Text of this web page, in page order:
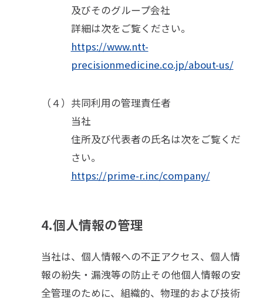
及びそのグループ会社
詳細は次をご覧ください。
https://www.ntt-
precisionmedicine.co.jp/about-us/
（４） 共同利用の管理責任者
当社
住所及び代表者の氏名は次をご覧くだ
さい。
https://prime-r.inc/company/
4.個人情報の管理
当社は、個人情報への不正アクセス、個人情
報の紛失・漏洩等の防止その他個人情報の安
全管理のために、組織的、物理的および技術